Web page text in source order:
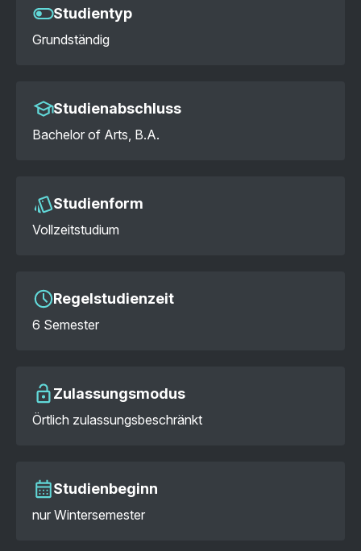
Studientyp
Grundständig
Studienabschluss
Bachelor of Arts, B.A.
Studienform
Vollzeitstudium
Regelstudienzeit
6 Semester
Zulassungsmodus
Örtlich zulassungsbeschränkt
Studienbeginn
nur Wintersemester